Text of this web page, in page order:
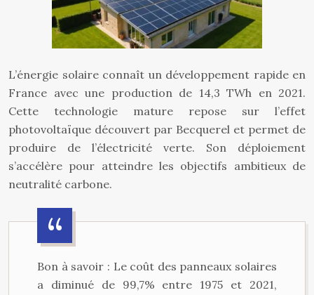
L’énergie solaire connaît un développement rapide en
France avec une production de 14,3 TWh en 2021.
Cette technologie mature repose sur l’effet
photovoltaïque découvert par Becquerel et permet de
produire de l’électricité verte. Son déploiement
s’accélère pour atteindre les objectifs ambitieux de
neutralité carbone.
Bon à savoir : Le coût des panneaux solaires
a diminué de 99,7% entre 1975 et 2021,